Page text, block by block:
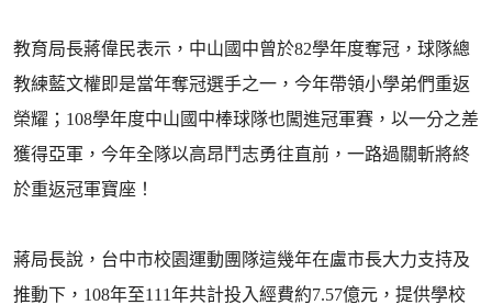
教育局長蔣偉民表示，中山國中曾於82學年度奪冠，球隊總
教練藍文權即是當年奪冠選手之一，今年帶領小學弟們重返
榮耀；108學年度中山國中棒球隊也闖進冠軍賽，以一分之差
獲得亞軍，今年全隊以高昂鬥志勇往直前，一路過關斬將終
於重返冠軍寶座！
蔣局長說，台中市校園運動團隊這幾年在盧市長大力支持及
推動下，108年至111年共計投入經費約7.57億元，提供學校